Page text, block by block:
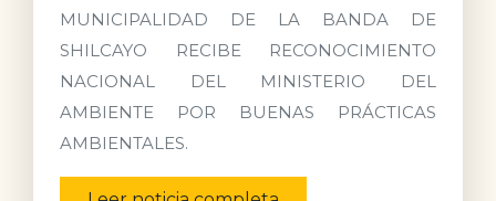
MUNICIPALIDAD DE LA BANDA DE
SHILCAYO RECIBE RECONOCIMIENTO
NACIONAL DEL MINISTERIO DEL
AMBIENTE POR BUENAS PRÁCTICAS
AMBIENTALES.